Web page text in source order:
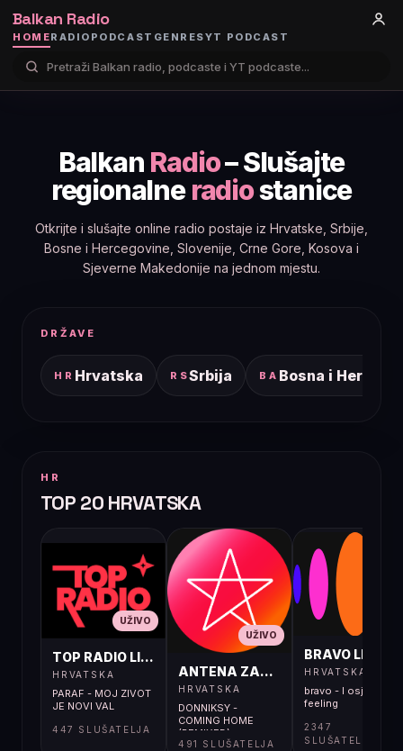
Balkan Radio
HOMERADIO PODCAST GENRESYT PODCAST
Balkan Radio– Slušajte
regionalneradiostanice
Otkrijte i slušajte online radio postaje iz Hrvatske, Srbije,
Bosne i Hercegovine, Slovenije, Crne Gore, Kosova i
Sjeverne Makedonije na jednom mjestu.
DRŽAVE
HR Hrvatska RSSrbija BA Bosna i
HR
TOP 20 HRVATSKA
UŽIVO
TOP RADIO LIVE
HRVATSKA
PARAF - MOJ ZIVOT
JE NOVI VAL
447 SLUŠATELJA
UŽIVO
ANTENA ZAGREB LIVE
HRVATSKA
DONNIKSY -
COMING HOME
(REMIXED)
491 SLUŠATELJA
BRAVO LIVE
HRVATSKA
bravo - I osjećaj i
feeling
2347
SLUŠATELJA